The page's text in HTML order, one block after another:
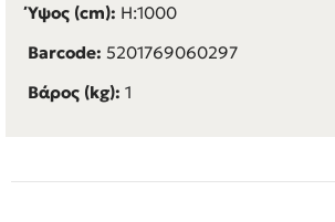
Ύψος (cm): H:1000
Barcode: 5201769060297
Βάρος (kg): 1